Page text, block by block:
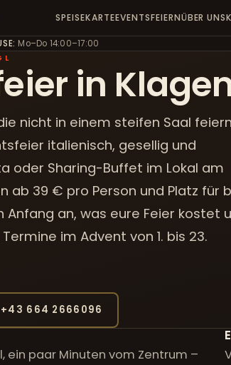
SPEISEKARTEEVENTSFEIERNÜBER UNS
: Mo–Do 14:00–17:00
in
nicht in einem steifen Saal feiern
italienisch, gesellig und
oder Sharing-Buffet im Lokal am
ab 39 € pro Person und Platz für
Anfang an, was eure Feier kostet
im Advent von 1. bis 23.
664 2666096
ein paar Minuten vom Zentrum –